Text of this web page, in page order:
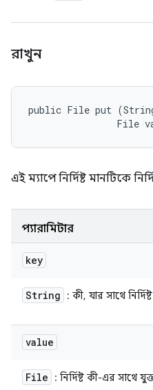
রাখুন
public File put
File
এই ম্যাপে নির্দিষ্ট মানটিকে
প্যারামিটার
key
String : কী, যার সাথে
value
File : নির্দিষ্ট কী-এর সাথে